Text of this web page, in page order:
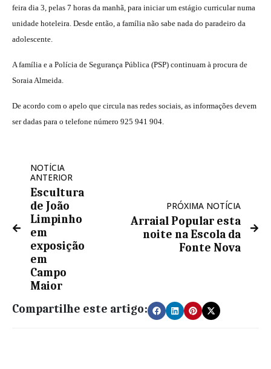
feira dia 3, pelas 7 horas da manhã, para iniciar um estágio curricular numa
unidade hoteleira. Desde então, a família não sabe nada do paradeiro da
adolescente.
A família e a Polícia de Segurança Pública (PSP) continuam à procura de
Soraia Almeida.
De acordo com o apelo que circula nas redes sociais, as informações devem
ser dadas para o telefone número 925 941 904.
NOTÍCIA
ANTERIOR
Escultura
de João
Limpinho
em
exposição
em
Campo
Maior
PRÓXIMA NOTÍCIA
Arraial Popular esta
noite na Escola da
Fonte Nova
Compartilhe este artigo: